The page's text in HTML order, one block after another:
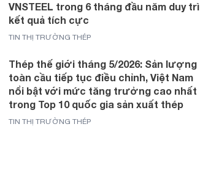
VNSTEEL trong 6 tháng đầu năm duy trì
kết quả tích cực
TIN THỊ TRƯỜNG THÉP
Thép thế giới tháng 5/2026: Sản lượng
toàn cầu tiếp tục điều chỉnh, Việt Nam
nổi bật với mức tăng trưởng cao nhất
trong Top 10 quốc gia sản xuất thép
TIN THỊ TRƯỜNG THÉP